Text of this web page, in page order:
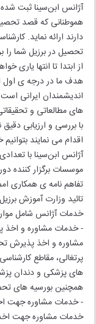
آژانس ابن‌سینا ثبت
هموطنانی که قصد
دارند ارائه نماید.
تحصیل در برزیل شما را
از ابتدا تا انتها یاری
هدف ما در درجه ی اول
اندیشمندان ایرانی
های مطالعاتی و
با بررسی و ارزیابی
اقدام می نمایند بتوانیم
آژانس ابن‌سینا با
موسسات برگزار کننده
تفاهم نامه ی همکاری
تائید وزارت آموزش
خدمات آژانس شامل
- خدمات مشاوره و اخذ
مشاوره و اخذ پذیرش
پرتغالی، مقاطع
های پزشکی و دندان
همچنین بورسیه های
- خدمات مشاوره جهت
خدمات مشاوره جهت